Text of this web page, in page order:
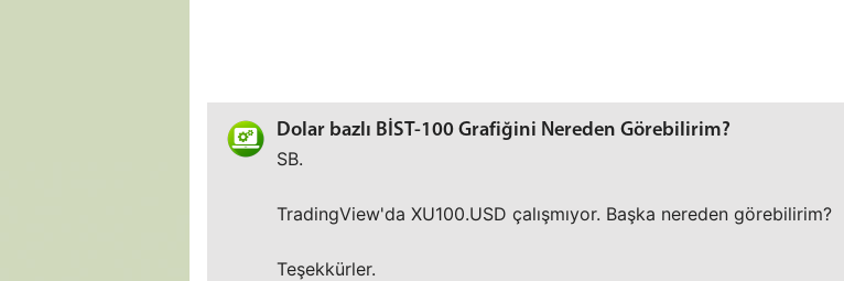
Dolar bazlı BİST-100 Grafiğini Nereden Görebilirim?
SB.
TradingView'da XU100.USD çalışmıyor. Başka nereden görebilirim?
Teşekkürler.